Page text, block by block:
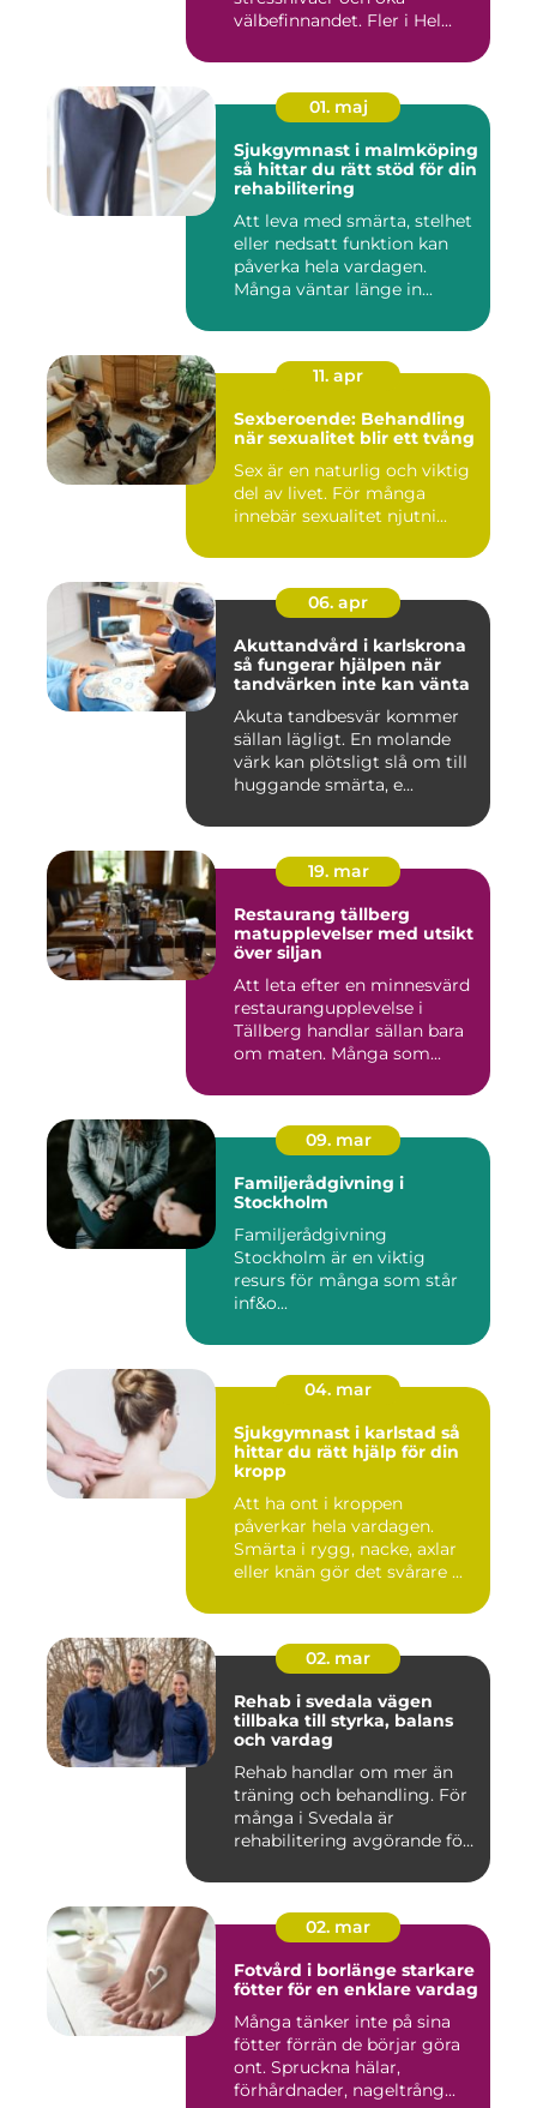
välbefinnandet. Fler i Hel...
01. maj
Sjukgymnast i malmköping
så hittar du rätt stöd för din
rehabilitering
Att leva med smärta, stelhet
eller nedsatt funktion kan
påverka hela vardagen.
Många väntar länge in...
11. apr
Sexberoende: Behandling
när sexualitet blir ett tvång
Sex är en naturlig och viktig
del av livet. För många
innebär sexualitet njutni...
06. apr
Akuttandvård i karlskrona
så fungerar hjälpen när
tandvärken inte kan vänta
Akuta tandbesvär kommer
sällan lägligt. En molande
värk kan plötsligt slå om till
huggande smärta, e...
19. mar
Restaurang tällberg
matupplevelser med utsikt
över siljan
Att leta efter en minnesvärd
restaurangupplevelse i
Tällberg handlar sällan bara
om maten. Många som...
09. mar
Familjerådgivning i
Stockholm
Familjerådgivning
Stockholm är en viktig
resurs för många som står
inf&o...
04. mar
Sjukgymnast i karlstad så
hittar du rätt hjälp för din
kropp
Att ha ont i kroppen
påverkar hela vardagen.
Smärta i rygg, nacke, axlar
eller knän gör det svårare ...
02. mar
Rehab i svedala vägen
tillbaka till styrka, balans
och vardag
Rehab handlar om mer än
träning och behandling. För
många i Svedala är
rehabilitering avgörande för
02. mar
Fotvård i borlänge starkare
fötter för en enklare vardag
Många tänker inte på sina
fötter förrän de börjar göra
ont. Spruckna hälar,
förhårdnader, nageltrång...